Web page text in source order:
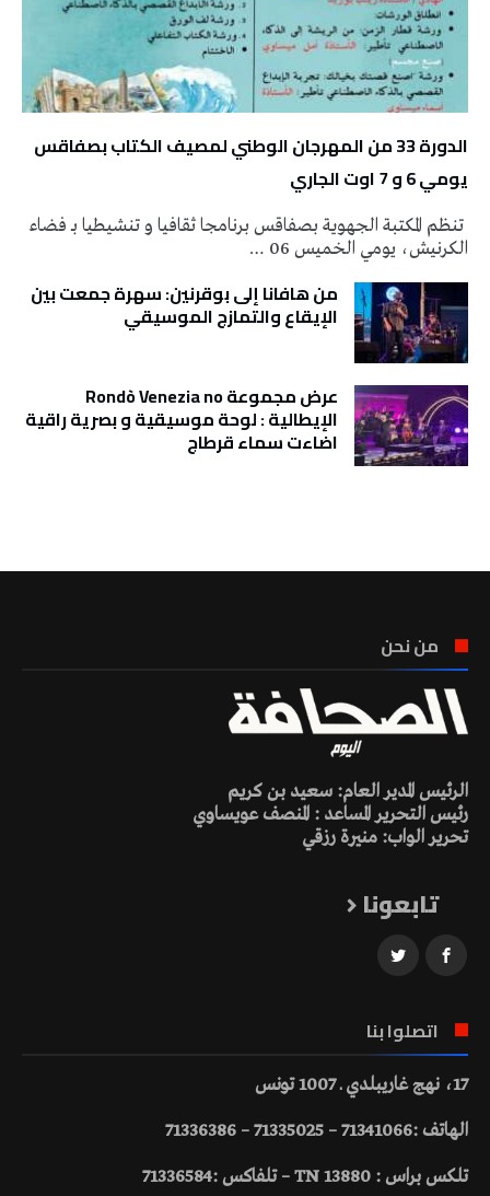
الدورة 33 من المهرجان الوطني لمصيف الكتاب بصفاقس
يومي 6 و 7 اوت الجاري
تنظم المكتبة الجهوية بصفاقس برنامجا ثقافيا و تنشيطيا بـ فضاء
الكرنيش، يومي الخميس 06 …
من هافانا إلى بوقرنين: سهرة جمعت بين
الإيقاع والتمازج الموسيقي
عرض مجموعة Rondò Venezia no
الإيطالية : لوحة موسيقية و بصرية راقية
اضاءت سماء قرطاج
من نحن
الرئيس المدير العام: سعيد بن كريم
رئيس التحرير المساعد : المنصف عويساوي
تحرير الواب: منيرة رزقي
تابعونا
اتصلوا بنا
17، نهج غاريبلدي ـ 1007 تونس
الهاتف :71341066 – 71335025 – 71336386
تلكس براس : 13880 TN – تلفاكس :71336584